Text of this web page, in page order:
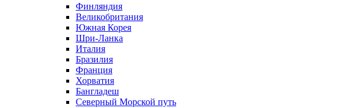
Финляндия
Великобритания
Южная Корея
Шри-Ланка
Италия
Бразилия
Франция
Хорватия
Бангладеш
Северный Морской путь